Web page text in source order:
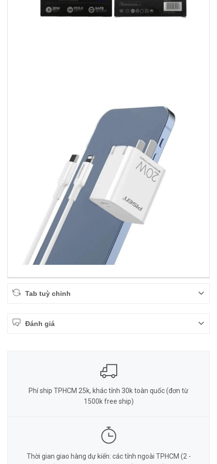
Tab tuỳ chỉnh
Đánh giá
Phí ship TPHCM 25k, khác tỉnh 30k toàn quốc (đơn từ
1500k free ship)
Thời gian giao hàng dự kiến: các tỉnh ngoài TPHCM (2 -